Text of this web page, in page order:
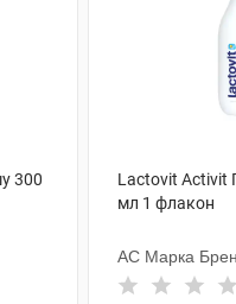
300
Lactovit Activit
мл 1 флакон
АС Марка